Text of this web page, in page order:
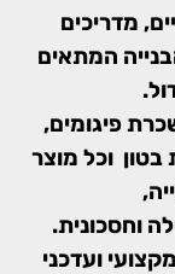
מדריכים
המתאים
פיגומים,
בטון וכל מוצר
וחסכונית.
ועדכני